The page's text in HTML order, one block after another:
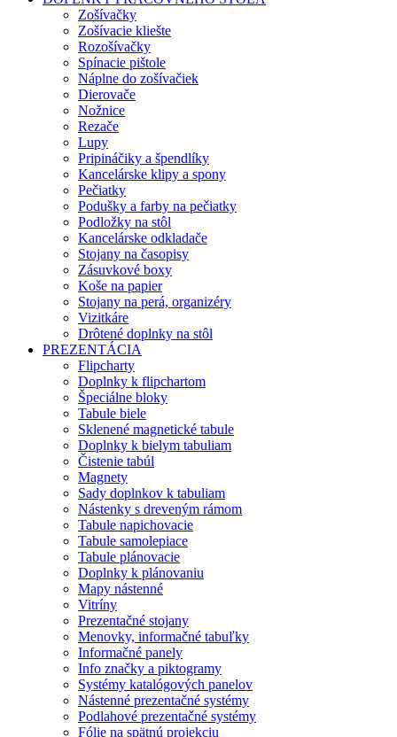
Zošívačky
Zošívacie kliešte
Rozošívačky
Spínacie pištole
Náplne do zošívačiek
Dierovače
Nožnice
Rezače
Lupy
Pripináčiky a špendlíky
Kancelárske klipy a spony
Pečiatky
Podušky a farby na pečiatky
Podložky na stôl
Kancelárske odkladače
Stojany na časopisy
Zásuvkové boxy
Koše na papier
Stojany na perá, organizéry
Vizitkáre
Drôtené doplnky na stôl
PREZENTÁCIA
Flipcharty
Doplnky k flipchartom
Špeciálne bloky
Tabule biele
Sklenené magnetické tabule
Doplnky k bielym tabuliam
Čistenie tabúl
Magnety
Sady doplnkov k tabuliam
Nástenky s dreveným rámom
Tabule napichovacie
Tabule samolepiace
Tabule plánovacie
Doplnky k plánovaniu
Mapy nástenné
Vitríny
Prezentačné stojany
Menovky, informačné tabuľky
Informačné panely
Info značky a piktogramy
Systémy katalógových panelov
Nástenné prezentačné systémy
Podlahové prezentačné systémy
Fólie na spätnú projekciu